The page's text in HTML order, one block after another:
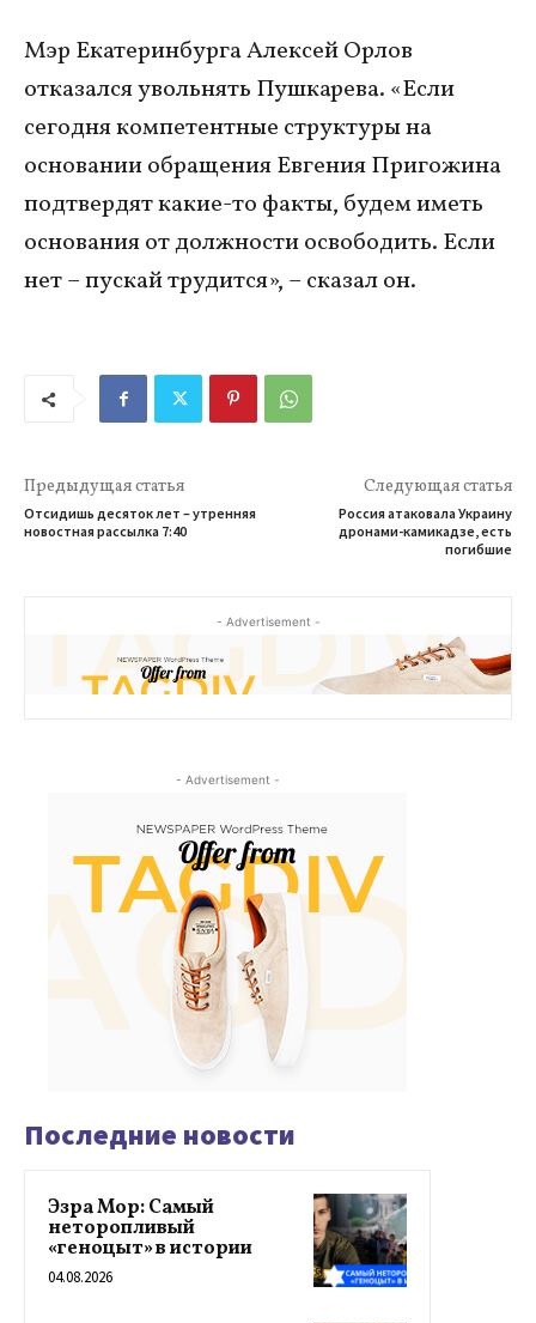
Мэр Екатеринбурга Алексей Орлов
отказался увольнять Пушкарева. «Если
сегодня компетентные структуры на
основании обращения Евгения Пригожина
подтвердят какие-то факты, будем иметь
основания от должности освободить. Если
нет – пускай трудится», – сказал он.
Предыдущая статья
Отсидишь десяток лет – утренняя
новостная рассылка 7:40
Следующая статья
Россия атаковала Украину
дронами-камикадзе, есть
погибшие
- Advertisement -
- Advertisement -
Последние новости
Эзра Мор: Самый
неторопливый
«геноцыт» в истории
04.08.2026